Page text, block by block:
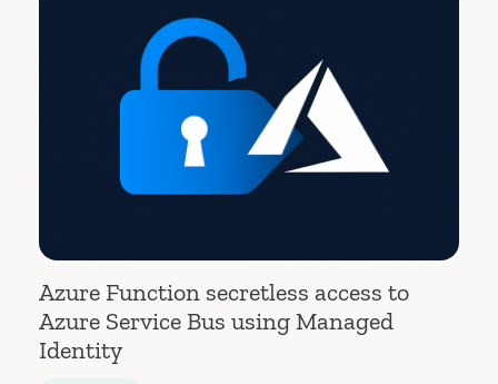
Azure Function secretless access to
Azure Service Bus using Managed
Identity